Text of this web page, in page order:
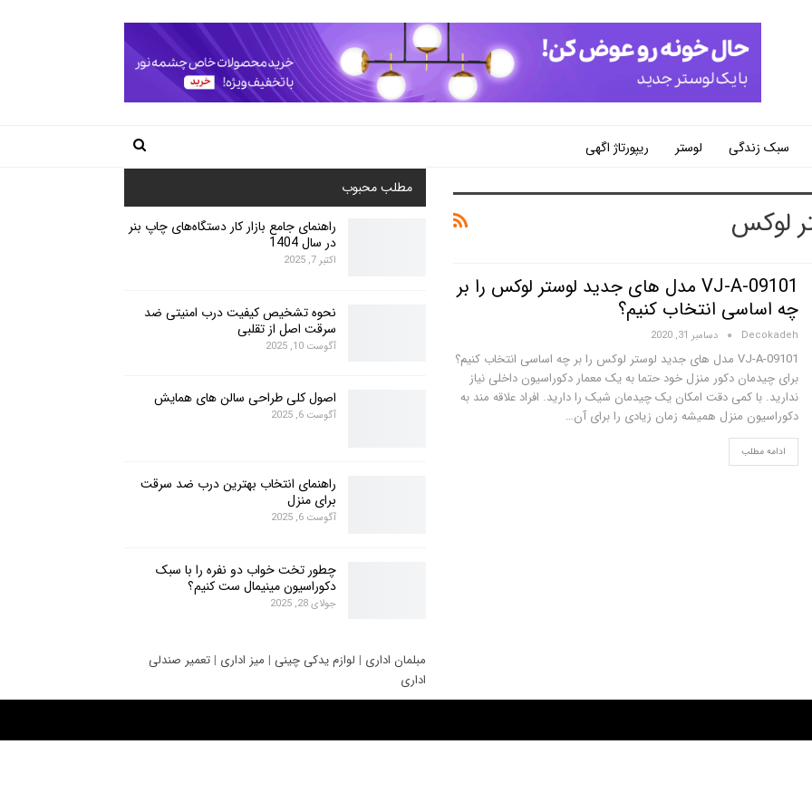
سبک زندگی لوستر
ریپورتاژ اگهی
لوکس
VJ-A-09101 مدل های جدید لوستر لوکس را بر
چه اساسی انتخاب کنیم؟
Decokadeh دسامبر 31, 2020
VJ-A-09101 مدل های جدید لوستر لوکس را بر چه اساسی انتخاب کنیم؟
برای چیدمان دکور منزل خود حتما به یک معمار دکوراسیون داخلی نیاز
ندارید. با کمی دقت امکان یک چیدمان شیک را دارید. افراد علاقه مند به
دکوراسیون منزل همیشه زمان زیادی را برای آن…
ادامه مطلب
مطلب محبوب
راهنمای جامع بازار کار دستگاه‌های چاپ بنر
در سال 1404
اکتبر 7, 2025
نحوه تشخیص کیفیت درب امنیتی ضد
سرقت اصل از تقلبی
آگوست 10, 2025
اصول کلی طراحی سالن های همایش
آگوست 6, 2025
راهنمای انتخاب بهترین درب ضد سرقت
برای منزل
آگوست 6, 2025
چطور تخت خواب دو نفره را با سبک
دکوراسیون مینیمال ست کنیم؟
جولای 28, 2025
مبلمان اداری | لوازم یدکی چینی | میز اداری | تعمیر صندلی
اداری